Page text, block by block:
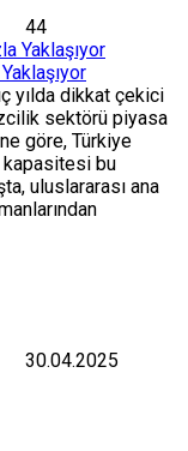
44
yılda dikkat çekici
sektörü piyasa
göre, Türkiye
kapasitesi bu
uluslararası ana
30.04.2025